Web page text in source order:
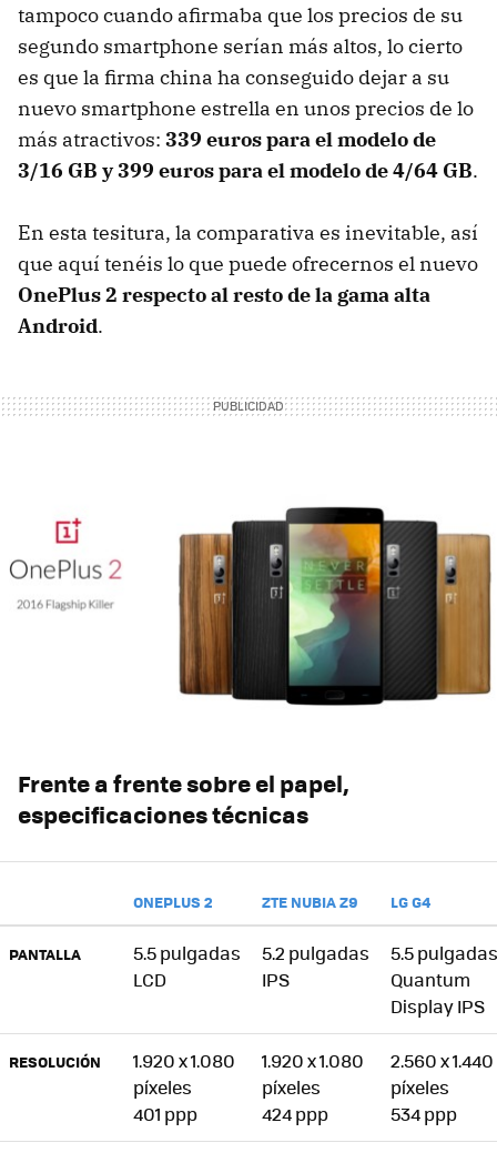
tampoco cuando afirmaba que los precios de su
segundo smartphone serían más altos, lo cierto
es que la firma china ha conseguido dejar a su
nuevo smartphone estrella en unos precios de lo
más atractivos: 339 euros para el modelo de
3/16 GB y 399 euros para el modelo de 4/64 GB.
En esta tesitura, la comparativa es inevitable, así
que aquí tenéis lo que puede ofrecernos el nuevo
OnePlus 2 respecto al resto de la gama alta
Android.
Frente a frente sobre el papel,
especificaciones técnicas
ONEPLUS 2 ZTE NUBIA Z9 LG G4
PANTALLA
5.5 pulgadas
LCD
5.2 pulgadas
IPS
5.5 pulgadas
Quantum
Display IPS
RESOLUCIÓN
1.920 x 1.080
píxeles
401 ppp
1.920 x 1.080
píxeles
424 ppp
2.560 x 1.440
píxeles
534 ppp